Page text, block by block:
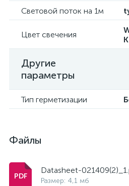
Световой поток на 1м
Цвет свечения
K
Другие
параметры
Тип герметизации
Файлы
Datasheet-
Размер: 4,1 мб